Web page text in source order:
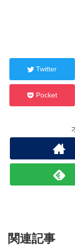
Twitter
Pocket
関連記事